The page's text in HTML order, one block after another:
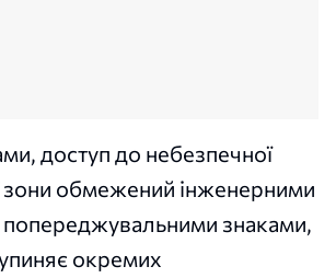
доступ до небезпечної
обмежений інженерними
попереджувальними знаками,
окремих